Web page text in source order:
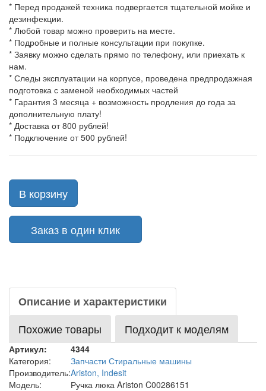
* Перед продажей техника подвергается тщательной мойке и
дезинфекции.
* Любой товар можно проверить на месте.
* Подробные и полные консультации при покупке.
* Заявку можно сделать прямо по телефону, или приехать к
нам.
* Следы эксплуатации на корпусе, проведена предпродажная
подготовка с заменой необходимых частей
* Гарантия 3 месяца + возможность продления до года за
дополнительную плату!
* Доставка от 800 рублей!
* Подключение от 500 рублей!
В корзину
Заказ в один клик
Описание и характеристики
Похожие товары
Подходит к моделям
Артикул:
4344
Категория:
Запчасти Стиральные машины
Производитель:Ariston, Indesit
Модель:
Ручка люка Ariston C00286151